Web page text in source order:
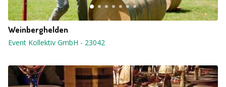
Weinberghelden
Event Kollektiv GmbH - 23042